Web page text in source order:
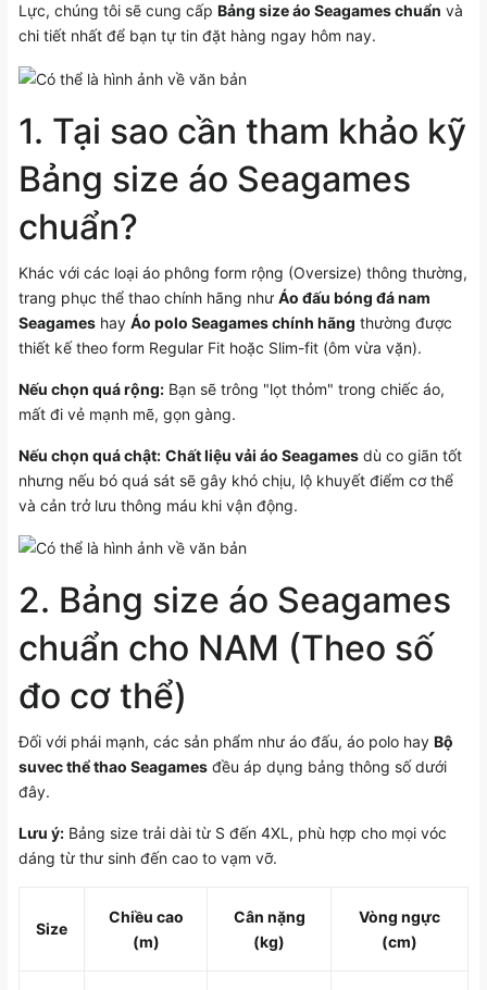
Lực, chúng tôi sẽ cung cấp Bảng size áo Seagames chuẩn và
chi tiết nhất để bạn tự tin đặt hàng ngay hôm nay.
1. Tại sao cần tham khảo kỹ
Bảng size áo Seagames
chuẩn?
Khác với các loại áo phông form rộng (Oversize) thông thường,
trang phục thể thao chính hãng như Áo đấu bóng đá nam
Seagames hay Áo polo Seagames chính hãng thường được
thiết kế theo form Regular Fit hoặc Slim-fit (ôm vừa vặn).
Nếu chọn quá rộng: Bạn sẽ trông "lọt thỏm" trong chiếc áo,
mất đi vẻ mạnh mẽ, gọn gàng.
Nếu chọn quá chật: Chất liệu vải áo Seagames dù co giãn tốt
nhưng nếu bó quá sát sẽ gây khó chịu, lộ khuyết điểm cơ thể
và cản trở lưu thông máu khi vận động.
2. Bảng size áo Seagames
chuẩn cho NAM (Theo số
đo cơ thể)
Đối với phái mạnh, các sản phẩm như áo đấu, áo polo hay Bộ
suvec thể thao Seagames đều áp dụng bảng thông số dưới
đây.
Lưu ý: Bảng size trải dài từ S đến 4XL, phù hợp cho mọi vóc
dáng từ thư sinh đến cao to vạm vỡ.
Size
Chiều cao
(m)
Cân nặng
(kg)
Vòng ngực
(cm)